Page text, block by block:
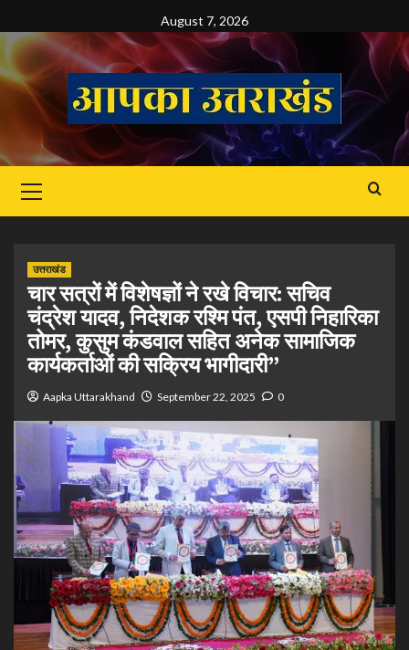
to
content
August 7, 2026
Menu
उत्तराखंड
चार सत्रों में विशेषज्ञों ने रखे विचार: सचिव
चंद्रेश यादव, निदेशक रश्मि पंत, एसपी निहारिका
तोमर, कुसुम कंडवाल सहित अनेक सामाजिक
कार्यकर्ताओं की सक्रिय भागीदारी”
Aapka Uttarakhand September 22, 2025 0